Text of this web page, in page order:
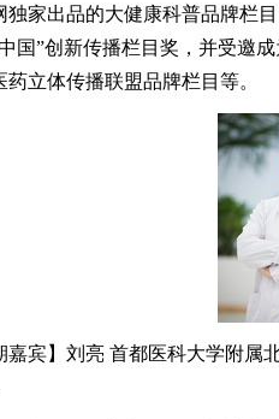
独家出品的大健康科普品牌栏
国”创新传播栏目奖，并受邀
药立体传播联盟品牌栏目等。
】刘亮 首都医科大学附属